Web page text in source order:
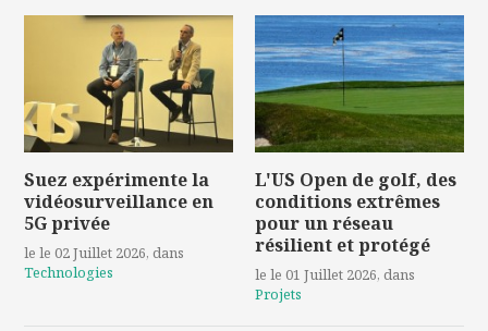
Suez expérimente la
vidéosurveillance en
5G privée
le le 02 Juillet 2026, dans
Technologies
L'US Open de golf, des
conditions extrêmes
pour un réseau
résilient et protégé
le le 01 Juillet 2026, dans
Projets